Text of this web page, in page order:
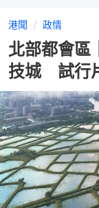
港聞 政情
北部都會區
技城 試行